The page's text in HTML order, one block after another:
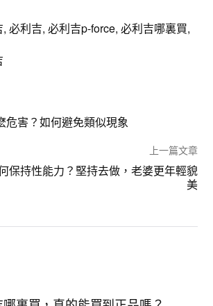
,必利吉,必利吉p-force,必利吉哪裏買,
危害？如何避免類似現象
上一篇文章
保持性能力？堅持去做，老婆更年輕貌
美